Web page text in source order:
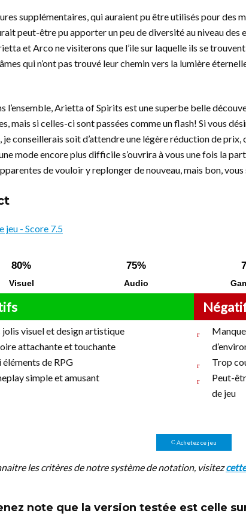
supplémentaires, qui auraient pu être utilisés pour des
peut-être pu apporter un peu de diversité au niveau des
et Arco ne visiterons que l’ile sur laquelle ils se
qui n’ont pas trouvé leur chemin vers la lumière
l’ensemble, Arietta of Spirits est une superbe belle
mais si celles-ci sont passées comme un flash! Si vous
je conseillerais soit d’attendre une légère réduction de
mode encore plus difficile s’ouvrira à vous une fois la
de vouloir y replonger de nouveau, mais bon,
80%
Visuel
75%
Audio
jolis visuel et design artistique
attachante et touchante
de RPG
simple et amusant
Trop
Peut-
de jeu
Achetez ce jeu
les critères de notre système de notation, visitez
note que la version testée est celle